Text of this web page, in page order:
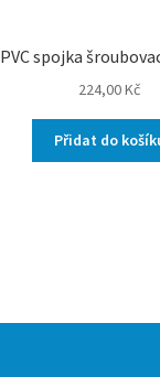
PVC spojka
224,00Kč
Přidat do